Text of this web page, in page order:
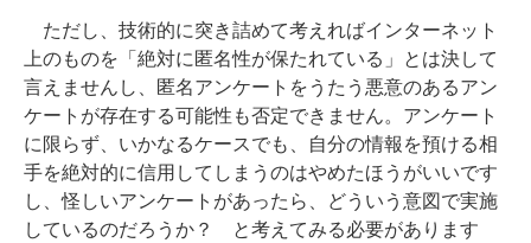
ただし、技術的に突き詰めて考えればインターネット
上のものを「絶対に匿名性が保たれている」とは決して
言えませんし、匿名アンケートをうたう悪意のあるアン
ケートが存在する可能性も否定できません。アンケート
に限らず、いかなるケースでも、自分の情報を預ける相
手を絶対的に信用してしまうのはやめたほうがいいです
し、怪しいアンケートがあったら、どういう意図で実施
しているのだろうか？ と考えてみる必要があります